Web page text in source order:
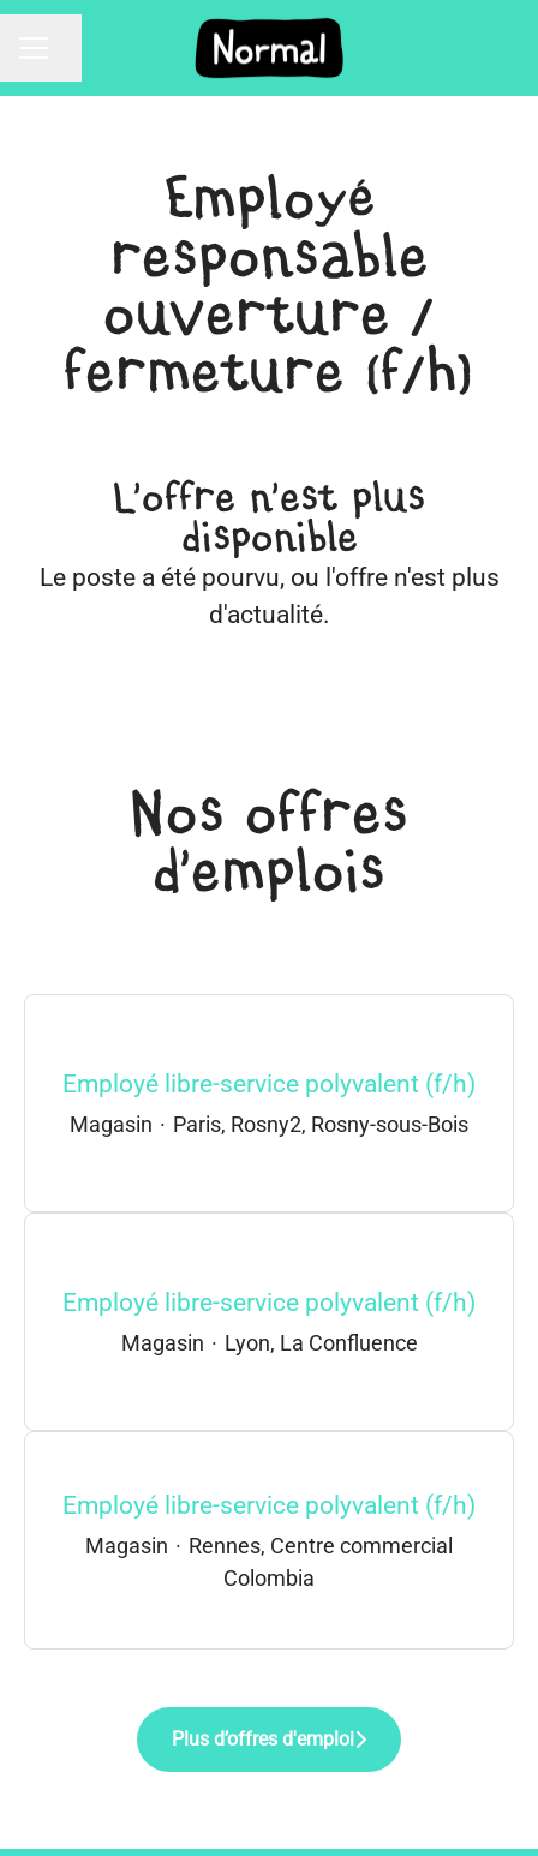
Employé
responsable
ouverture /
fermeture (f/h)
L'offre n'est plus
disponible
Le poste a été pourvu, ou l'offre n'est plus
d'actualité.
Nos offres
d'emplois
Employé libre-service polyvalent (f/h)
Magasin · Paris, Rosny2, Rosny-sous-Bois
Employé libre-service polyvalent (f/h)
Magasin · Lyon, La Confluence
Employé libre-service polyvalent (f/h)
Magasin · Rennes, Centre commercial
Colombia
Plus d’offres d'emploi